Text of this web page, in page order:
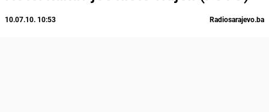
10.07.10. 10:53 Radiosarajevo.ba